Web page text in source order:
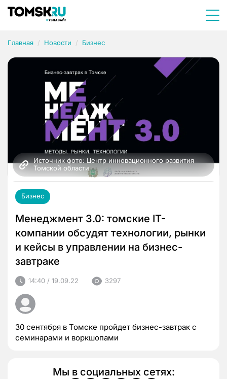
Главная Новости Бизнес
Источник фото: Центр инновационного развития
Томской области
Бизнес
Менеджмент 3.0: томские IT-
компании обсудят технологии, рынки
и кейсы в управлении на бизнес-
завтраке
14:40 / 19.09.22 3297
30 сентября в Томске пройдет бизнес-завтрак с
семинарами и воркшопами
Мы в социальных сетях: